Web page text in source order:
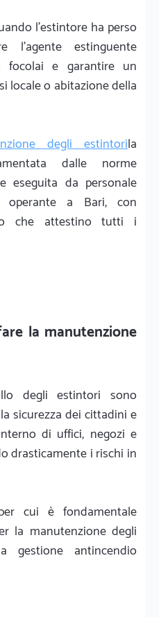
l'estintore ha perso
l'agente estinguente
focolai e garantire un
locale o abitazione della
degli estintorila
dalle norme
eseguita da personale
operante a Bari, con
che attestino tutti i
la manutenzione
degli estintori sono
sicurezza dei cittadini e
di uffici, negozi e
drasticamente i rischi in
cui è fondamentale
la manutenzione degli
gestione antincendio